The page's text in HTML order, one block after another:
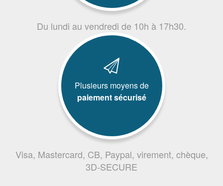
Du lundi au vendredi de 10h à 17h30.
Plusieurs moyens de
paiement sécurisé
Visa, Mastercard, CB, Paypal, virement, chèque,
3D-SECURE